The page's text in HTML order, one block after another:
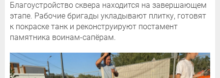
Благоустройство сквера находится на завершающем
этапе. Рабочие бригады укладывают плитку, готовят
к покраске танк и реконструируют постамент
памятника воинам-сапёрам.